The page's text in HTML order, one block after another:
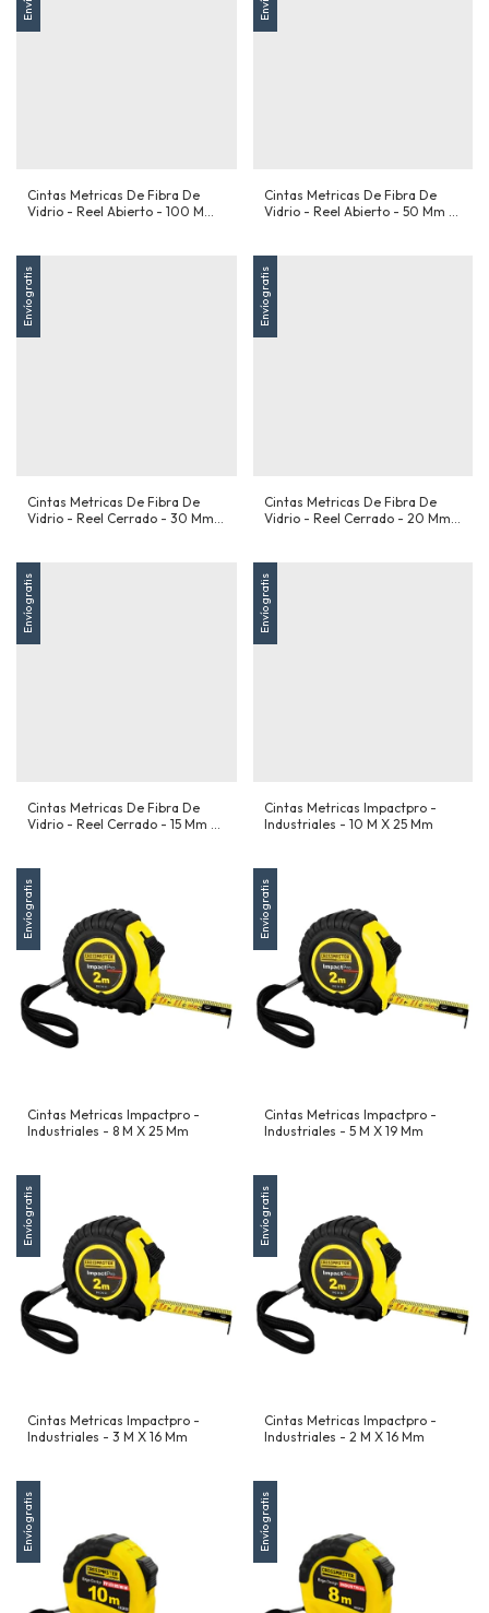
Cintas Metricas De Fibra De
Vidrio - Reel Abierto - 100 Mm
Cintas Metricas De Fibra De
Vidrio - Reel Abierto - 50 Mm X
Envío gratis
Cintas Metricas De Fibra De
Vidrio - Reel Cerrado - 30 Mm
Envío gratis
Cintas Metricas De Fibra De
Vidrio - Reel Cerrado - 20 Mm
Envío gratis
Cintas Metricas De Fibra De
Vidrio - Reel Cerrado - 15 Mm X
Envío gratis
Cintas Metricas Impactpro -
Industriales - 10 M X 25 Mm
Envío gratis
Cintas Metricas Impactpro -
Industriales - 8 M X 25 Mm
Envío gratis
Cintas Metricas Impactpro -
Industriales - 5 M X 19 Mm
Envío gratis
Cintas Metricas Impactpro -
Industriales - 3 M X 16 Mm
Envío gratis
Cintas Metricas Impactpro -
Industriales - 2 M X 16 Mm
Envío gratis Envío gratis